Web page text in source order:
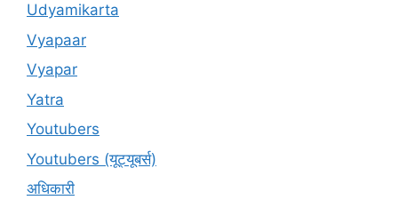
Udyamikarta
Vyapaar
Vyapar
Yatra
Youtubers
Youtubers (यूट्यूबर्स)
अधिकारी